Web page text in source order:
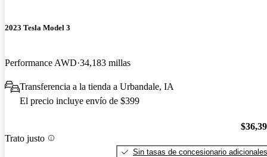
2023 Tesla Model 3
Performance AWD 34,183 millas
Transferencia a la tienda a Urbandale, IA
El precio incluye envío de $399
Trato justo
Sin tasas de concesionario adicionales